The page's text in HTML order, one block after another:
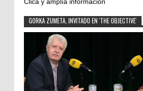
Clica y amplía información
GORKA ZUMETA, INVITADO EN 'THE OBJECTIVE'